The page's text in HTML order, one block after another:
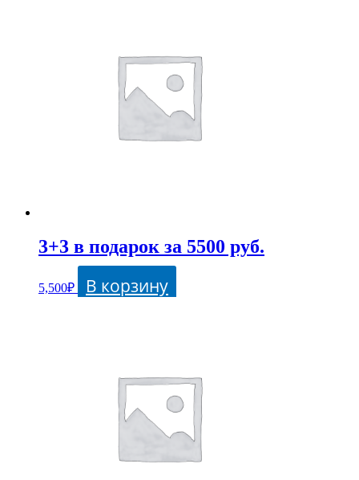
3+3 в подарок за 5500 руб.
5,500₽ В корзину